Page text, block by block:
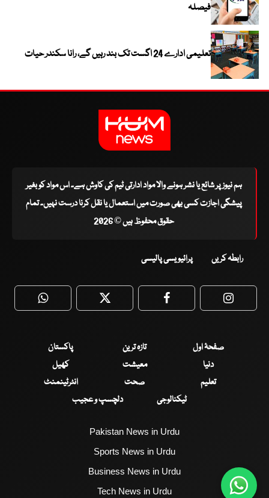
فیصلہ
تعلیمی ادارے 24 اگست تک بند رہیں گے، رانا سکندر حیات
ہم نیوز پر شائع یا نشر ہونے والا مواد ادارتی ٹیم کی کاوش ہے۔ اس مواد کو بغیر
پیشگی اجازت کسی بھی صورت میں استعمال یا نقل کرنا درست نہیں۔ تمام
حقوق محفوظ ہیں © 2026
رابطہ کریں پرائیویسی پالیسی
WhatsApp Twitter Facebook
صفحۂ اول تازہ ترین
پاکستان
دنیا
معیشت
کھیل
تعلیم
صحت
انٹرٹینمنٹ
ٹیکنالوجی
دلچسپ و عجیب
Pakistan News in Urdu
Sports News in Urdu
Business News in Urdu
Tech News in Urdu